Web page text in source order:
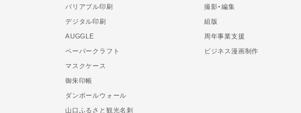
バリアブル印刷
デジタル印刷
AUGGLE
ペーパークラフト
マスクケース
御朱印帳
ダンボールウォール
山口ふるさと観光名刺
撮影・編集
組版
周年事業支援
ビジネス漫画制作